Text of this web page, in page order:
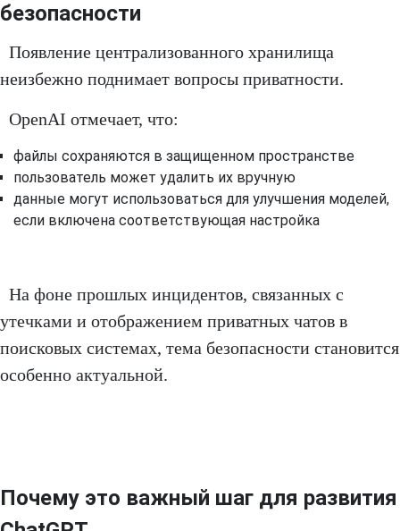
безопасности
Появление централизованного хранилища
неизбежно поднимает вопросы приватности.
OpenAI отмечает, что:
файлы сохраняются в защищенном пространстве
пользователь может удалить их вручную
данные могут использоваться для улучшения моделей,
если включена соответствующая настройка
На фоне прошлых инцидентов, связанных с
утечками и отображением приватных чатов в
поисковых системах, тема безопасности становится
особенно актуальной.
Почему это важный шаг для развития